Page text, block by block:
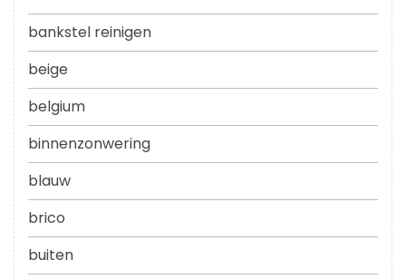
bankstel reinigen
beige
belgium
binnenzonwering
blauw
brico
buiten